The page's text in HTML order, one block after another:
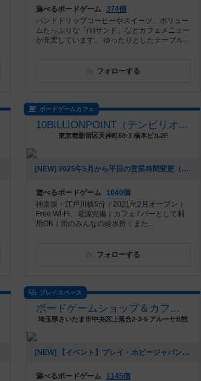
遊べるボードゲーム 374個
ハンドドリップコーヒーやスイーツ、ボリュー
ムたっぷりな「ririサンド」などカフェメニュー
が充実しています。 ゆったりとしたテーブル...
フォローする
ボードゲームカフェ
10BILLIONPOINT（テンビリオンポイント）
東京都新宿区天神町68-3 橋本ビル2F
[NEW] 2025年5月から平日の営業時間変更（19時からになります）（2025年06月20日 16時25分）
遊べるボードゲーム
1040個
神楽坂・江戸川橋5分｜2021年2月オープン｜
Free Wi-Fi、電源完備｜カフェ / バーとして利
用OK｜街のみんなの給水所｜また...
フォローする
プレイスペース
ボードゲームショップ＆カフェ クエスチョン
埼玉県さいたま市中央区上落合2-3-5 アルーサB館
[NEW] 【イベント】プレイ・ホビージャパン！ 『ドミニオン』キャンペーン開催！（11/4 追記アリ）（2024年10月24日 21時41分）
遊べるボードゲーム
1145個